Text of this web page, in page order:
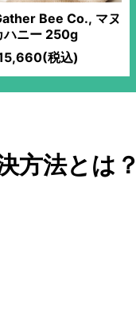
Bee Co., マヌ
ハニー 250g
税込)
方法とは？